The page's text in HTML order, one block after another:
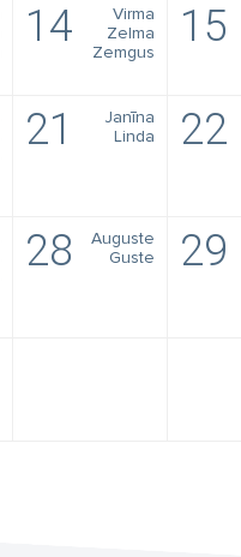
14
Virma
Zelma
Zemgus
15
21
Janīna
Linda
22
28
Auguste
Guste
29